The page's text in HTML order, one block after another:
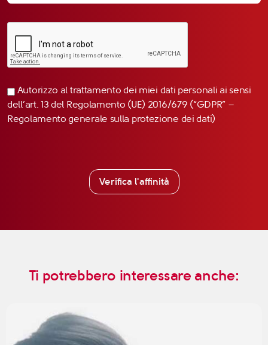
Autorizzo al trattamento dei miei dati personali ai sensi
dell’art. 13 del Regolamento (UE) 2016/679 (“GDPR” –
Regolamento generale sulla protezione dei dati)
Verifica l'affinità
Ti potrebbero interessare anche: